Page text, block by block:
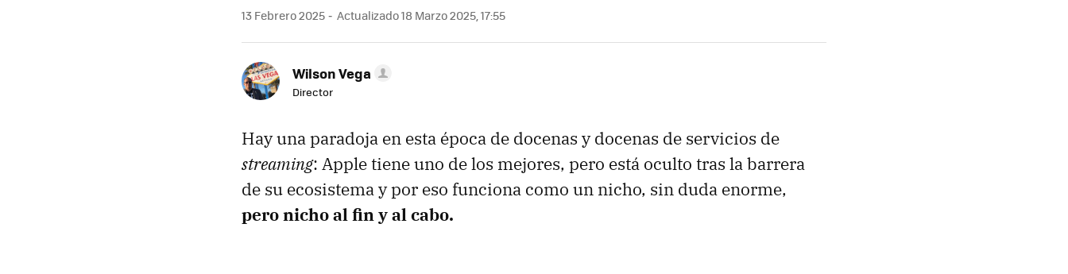
13 Febrero 2025 Actualizado 18 Marzo 2025, 17:55
Wilson Vega
Director
Hay una paradoja en esta época de docenas y docenas de servicios de
streaming: Apple tiene uno de los mejores, pero está oculto tras la barrera
de su ecosistema y por eso funciona como un nicho, sin duda enorme,
pero nicho al fin y al cabo.